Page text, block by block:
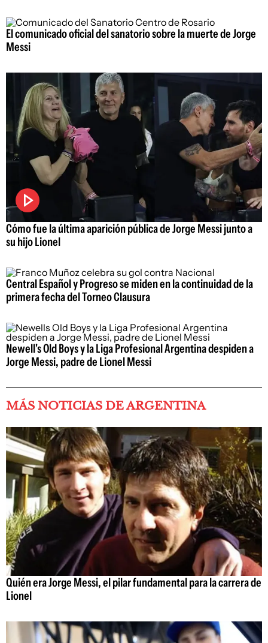
El comunicado oficial del sanatorio sobre la muerte de Jorge
Messi
Cómo fue la última aparición pública de Jorge Messi junto a
su hijo Lionel
Central Español y Progreso se miden en la continuidad de la
primera fecha del Torneo Clausura
Newell's Old Boys y la Liga Profesional Argentina despiden a
Jorge Messi, padre de Lionel Messi
MÁS NOTICIAS DE ARGENTINA
Quién era Jorge Messi, el pilar fundamental para la carrera de
Lionel